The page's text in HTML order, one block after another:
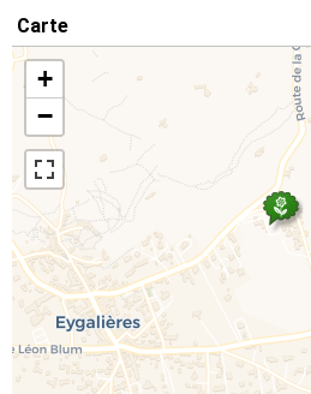
Carte
+
−